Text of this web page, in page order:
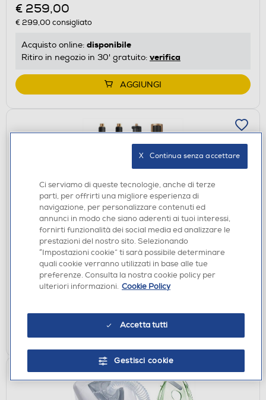
€ 259,00
€ 299,00consigliato
Acquisto online: disponibile
Ritiro in negozio in 30' gratuito: verifica
AGGIUNGI
ASCIUGACAPELLI
DREAME - Asciugacapelli AIRSTYLE PRO 2-Purple
€ 249,00
€ 299,00 consigliato
disponibile
Ci serviamo di queste tecnologie, anche di terze
parti, per offrirti una migliore esperienza di
navigazione, per personalizzare contenuti ed
annunci in modo che siano aderenti ai tuoi interessi,
fornirti funzionalità dei social media ed analizzare le
prestazioni del nostro sito. Selezionando
“Impostazioni cookie” ti sarà possibile determinare
quali cookie verranno utilizzati in base alle tue
preferenze. Consulta la nostra cookie policy per
ulteriori informazioni. Cookie Policy
Accetta tutti
Gestisci cookie
X   Continua senza accettare